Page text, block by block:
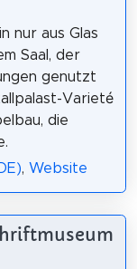
nur aus Glas
Saal, der
genutzt
Varieté
die
, Website